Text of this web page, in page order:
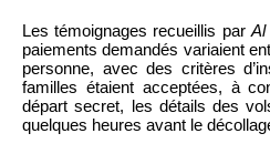
Les témoignages recueillis par Al
paiements demandés variaient
personne, avec des critères
familles étaient acceptées, à
départ secret, les détails des
quelques heures avant le